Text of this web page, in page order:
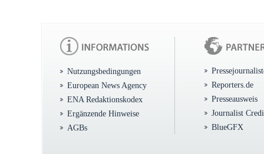
Nutzungsbedingungen
European News Agency
ENA Redaktionskodex
Ergänzende Hinweise
AGBs
Reporters.de
Presseausweis
Journalist
BlueGFX